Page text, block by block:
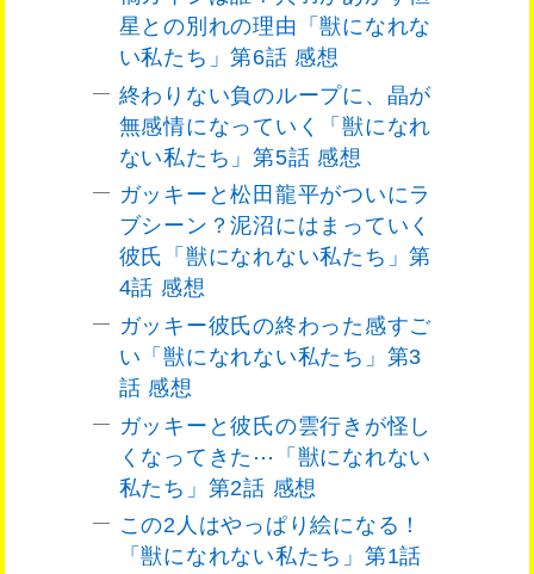
星との別れの理由「獣になれな
い私たち」第6話 感想
終わりない負のループに、晶が
無感情になっていく「獣になれ
ない私たち」第5話 感想
ガッキーと松田龍平がついにラ
ブシーン？泥沼にはまっていく
彼氏「獣になれない私たち」第
4話 感想
ガッキー彼氏の終わった感すご
い「獣になれない私たち」第3
話 感想
ガッキーと彼氏の雲行きが怪し
くなってきた⋯「獣になれない
私たち」第2話 感想
この2人はやっぱり絵になる！
「獣になれない私たち」第1話